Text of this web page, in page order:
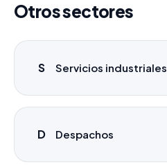
Otros sectores
S Servicios industriales
D Despachos